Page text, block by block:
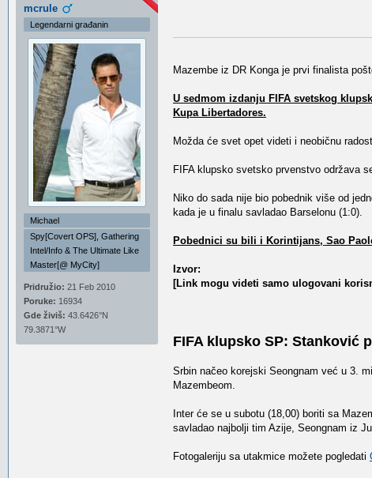
mcrule
Legendarni građanin
Michael
Spy[Covert OPS], Gathering
Intel/Info & The Ultimate Like
Master[@ MyCity]
Pridružio: 21 Feb 2010
Poruke: 16934
Gde živiš: 43.6426°N
79.3871°W
Mazembe iz DR Konga je prvi finalista
U sedmom izdanju FIFA svetskog
Kupa Libertadores.
Možda će svet opet videti i neobičnu
FIFA klupsko svetsko prvenstvo održava
Niko do sada nije bio pobednik više od
kada je u finalu savladao Barselonu (1:0).
Pobednici su bili i Korintijans, Sao
Izvor:
[Link mogu videti samo ulogovani
FIFA klupsko SP: Stanković
Srbin načeo korejski Seongnam već u 3.
Mazembeom.
Inter će se u subotu (18,00) boriti sa
savladao najbolji tim Azije, Seongnam iz
Fotogaleriju sa utakmice možete pogledati